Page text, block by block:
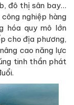
đô thị sân bay…
nghiệp hàng
hóa quy mô lớn
cho địa phương,
cao năng lực
tinh thần phát